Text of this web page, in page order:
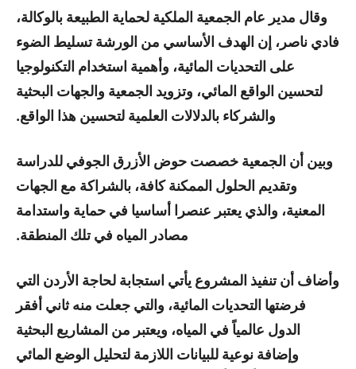
وقال مدير عام الجمعية الملكية لحماية الطبيعة بالوكالة،
فادي ناصر، إن الهدف الأساسي من الورشة تسليط الضوء
على التحديات المائية، وأهمية استخدام التكنولوجيا
لتحسين الواقع المائي، وتزويد الجمعية والجهات البحثية
والشركاء بالدلالات العلمية لتحسين هذا الواقع.
وبين أن الجمعية خصصت حوض الأزرق الجوفي للدراسة
وتقديم الحلول الممكنة كافة، بالشراكة مع الجهات
المعنية، والذي يعتبر عنصرا أساسيا في حماية واستدامة
مصادر المياه في تلك المنطقة.
وأضاف أن تنفيذ المشروع يأتي استجابة لحاجة الأردن التي
فرضتها التحديات المائية، والتي جعلت منه ثاني أفقر
الدول عالمياً في المياه، ويعتبر من المشاريع البحثية
وإضافة نوعية للبيانات اللازمة لتحليل الوضع المائي